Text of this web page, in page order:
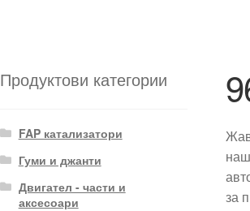
за
Продуктови категории
FAP катализатори
Гуми и джанти
Двигател - части и
аксесоари